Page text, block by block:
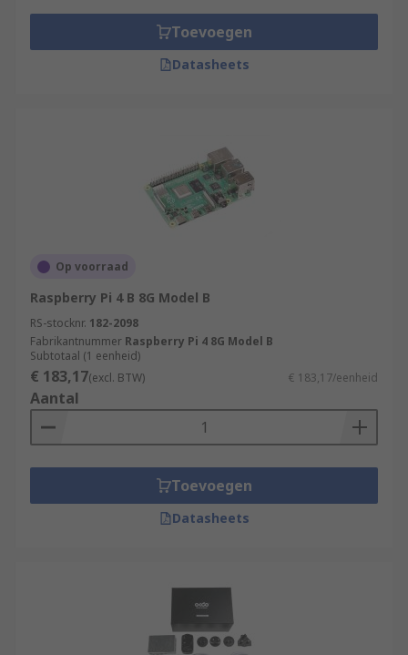
Toevoegen
Datasheets
Op voorraad
Raspberry Pi 4 B 8G Model B
RS-stocknr. 182-2098
Fabrikantnummer Raspberry Pi 4 8G Model B
Subtotaal (1 eenheid)
€ 183,17(excl. BTW) € 183,17/eenheid
Aantal
Toevoegen
Datasheets